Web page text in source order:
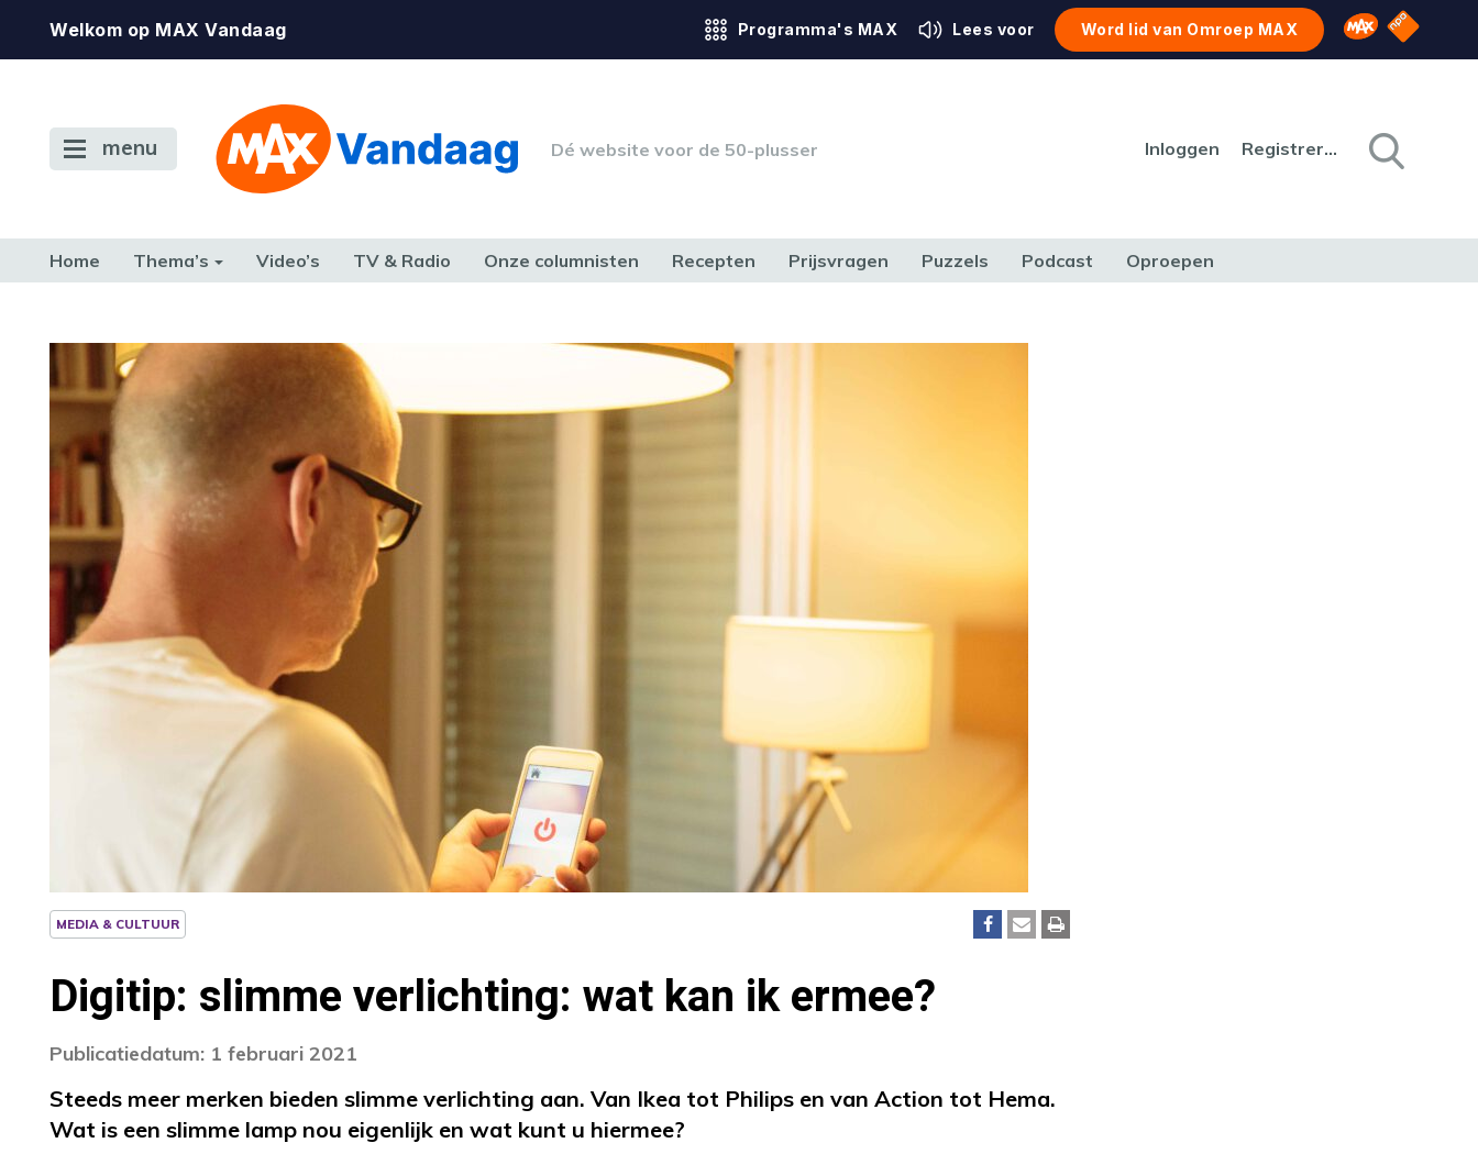
Welkom op MAX Vandaag Programma's MAX Lees voor Word lid van Omroep MAX Omroep MAX
NPO
menu Dé website voor de 50-plusser Inloggen Registreren
Home Thema’s Video’s TV & Radio Onze columnisten Recepten Prijsvragen Puzzels Podcast Oproepen
MEDIA & CULTUUR
Digitip: slimme verlichting: wat kan ik ermee?
Publicatiedatum: 1 februari 2021
Steeds meer merken bieden slimme verlichting aan. Van Ikea tot Philips en van Action tot Hema.
Wat is een slimme lamp nou eigenlijk en wat kunt u hiermee?